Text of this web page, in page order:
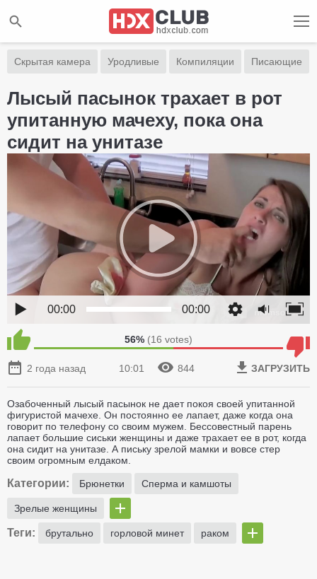
Скрытая камера Уродливые Компиляции Писающие
Лысый пасынок трахает в рот
упитанную мачеху, пока она
сидит на унитазе
00:00 00:00
56% (16 votes)
2 года назад 10:01 844 ЗАГРУЗИТЬ
Озабоченный лысый пасынок не дает покоя своей упитанной
фигуристой мачехе. Он постоянно ее лапает, даже когда она
говорит по телефону со своим мужем. Бессовестный парень
лапает большие сиськи женщины и даже трахает ее в рот, когда
она сидит на унитазе. А письку зрелой мамки и вовсе стер
своим огромным елдаком.
Категории: Брюнетки Сперма и камшоты
Зрелые женщины
Теги: брутально горловой минет раком